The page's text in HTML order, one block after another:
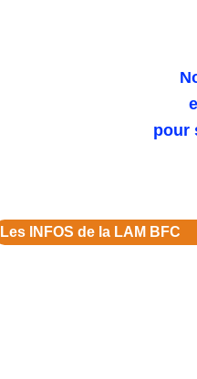
pour
Les INFOS de la LAM BFC